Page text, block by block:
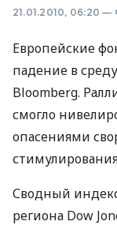
21.01.2010, 06:20 —
Европейские
падение в
Bloomberg.
смогло
опасениями
Сводный
региона Dow